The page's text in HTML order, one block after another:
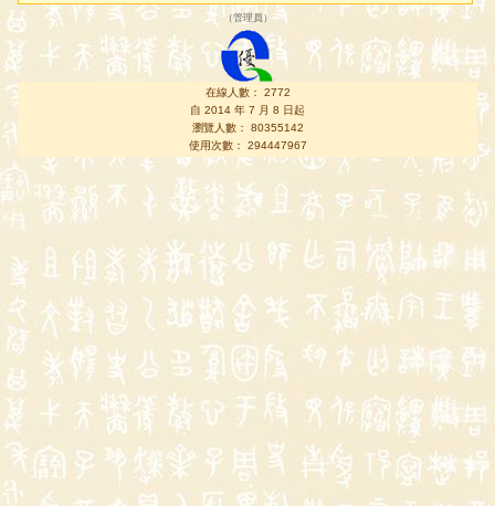
（管理員 ）
在線人數： 2772
自 2014 年 7 月 8 日起
瀏覽人數： 80355142
使用次數： 294447967